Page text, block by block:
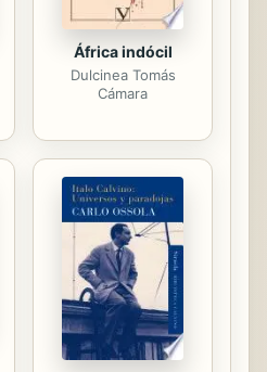
África indócil
Dulcinea Tomás
Cámara